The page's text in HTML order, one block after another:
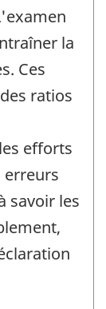
la
Ces
ratios
efforts
erreurs
savoir les